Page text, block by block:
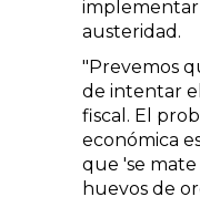
austeridad.
"Prevemos
de intentar
fiscal. El
económica
que 'se mate
huevos de